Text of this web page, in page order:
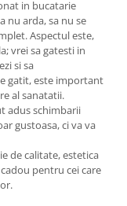
in bucatarie
nu arda, sa nu se
Aspectul este,
vrei sa gatesti in
si sa
gatit, este important
al sanatatii.
adus schimbarii
gustoasa, ci va va
de calitate, estetica
pentru cei care